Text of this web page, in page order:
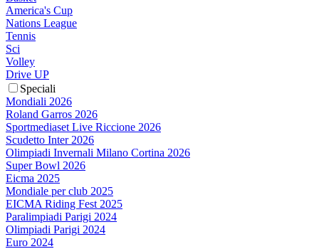
America's Cup
Nations League
Tennis
Sci
Volley
Drive UP
Speciali
Mondiali 2026
Roland Garros 2026
Sportmediaset Live Riccione 2026
Scudetto Inter 2026
Olimpiadi Invernali Milano Cortina 2026
Super Bowl 2026
Eicma 2025
Mondiale per club 2025
EICMA Riding Fest 2025
Paralimpiadi Parigi 2024
Olimpiadi Parigi 2024
Euro 2024